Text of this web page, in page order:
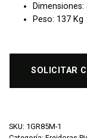
Peso: 137 Kg
SOLICITAR
SKU: 1GR85M-1